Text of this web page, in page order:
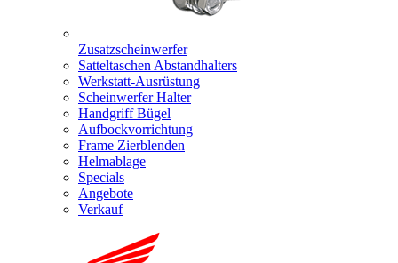
Zusatzscheinwerfer
Satteltaschen Abstandhalters
Werkstatt-Ausrüstung
Scheinwerfer Halter
Handgriff Bügel
Aufbockvorrichtung
Frame Zierblenden
Helmablage
Specials
Angebote
Verkauf